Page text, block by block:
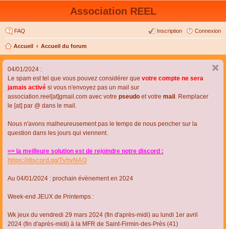
Association REEL
FAQ Connexion
Inscription
Accueil Accueil du forum
04/01/2024 :
Le spam est tel que vous pouvez considérer que votre compte ne sera
jamais activé si vous n'envoyez pas un mail sur
association.reel[at]gmail.com avec votre pseudo et votre mail . Remplacer
le [at] par @ dans le mail.
Nous n'avons malheureusement pas le temps de nous pencher sur la
question dans les jours qui viennent.
=> la meilleure solution est de rejoindre notre discord :
https://discord.gg/TvhyNAQ
Au 04/01/2024 : prochain évènement en 2024
Week-end JEUX de Printemps :
Wk jeux du vendredi 29 mars 2024 (fin d'après-midi) au lundi 1er avril
2024 (fin d'après-midi) à la MFR de Saint-Firmin-des-Près (41)